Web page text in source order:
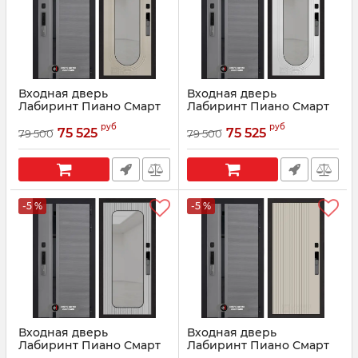
Входная дверь
Лабиринт Пиано Смарт
2.0 - с зеркалом Дольче -
Капучино
Артикул: 002200141
79 500 75 525 руб
Входная дверь
Лабиринт Пиано Смарт
2.0 - с зеркалом Дольче -
Белый софт
Артикул: 00363632
79 500 75 525 руб
-5 %
Входная дверь
Лабиринт Пиано Смарт
-5 %
Входная дверь
Лабиринт Пиано Смарт